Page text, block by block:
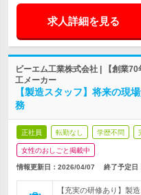
求人詳細を見る
ビーエム工業株式会社 | 【創業
工メーカー
【製造スタッフ】将来の
務
正社員 転勤なし 学歴不問
女性のおしごと掲載中
情報更新日：2026/04/07 終了予定日
【充実の研修あり】製